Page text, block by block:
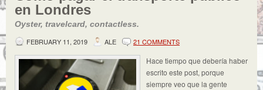
en Londres
Oyster, travelcard, contactless.
FEBRUARY 11, 2019
ALE 21 COMMENTS
Hace tiempo que debería haber
escrito este post, porque
siempre veo que la gente